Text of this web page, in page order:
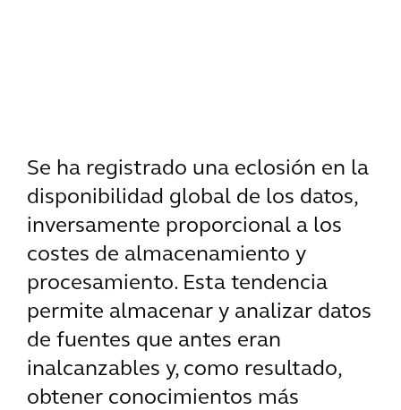
Se ha registrado una eclosión en la
disponibilidad global de los datos,
inversamente proporcional a los
costes de almacenamiento y
procesamiento. Esta tendencia
permite almacenar y analizar datos
de fuentes que antes eran
inalcanzables y, como resultado,
obtener conocimientos más